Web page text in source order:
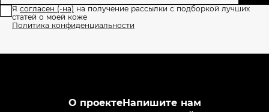
Я согласен (-на) на получение рассылки с подборкой лучших
статей о моей коже
Политика конфиденциальности
О проектеНапишите нам